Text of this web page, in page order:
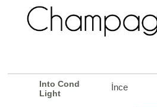
Into Cond
Light
İnce